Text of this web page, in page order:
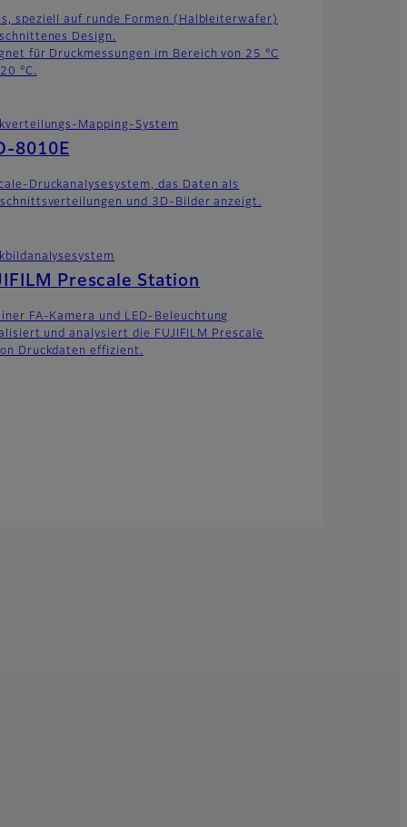
speziell auf runde Formen (Halbleiterwafer)
Design.
für Druckmessungen im Bereich von 25 °C
°C.
Mapping-System
8010E
Druckanalysesystem, das Daten als
und 3D-Bilder anzeigt.
Prescale Station
FA-Kamera und LED-Beleuchtung
und analysiert die FUJIFILM Prescale
Druckdaten effizient.